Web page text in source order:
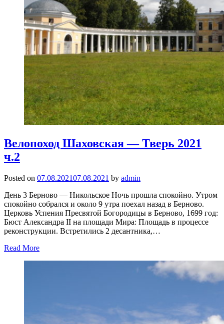
Велопоход Шаховская — Тверь 2021
ч.2
Posted on 07.08.202107.08.2021 by admin
День 3 Берново — Никольское Ночь прошла спокойно. Утром
спокойно собрался и около 9 утра поехал назад в Берново.
Церковь Успения Пресвятой Богородицы в Берново, 1699 год:
Бюст Александра II на площади Мира: Площадь в процессе
реконструкции. Встретились 2 десантника,…
Read More